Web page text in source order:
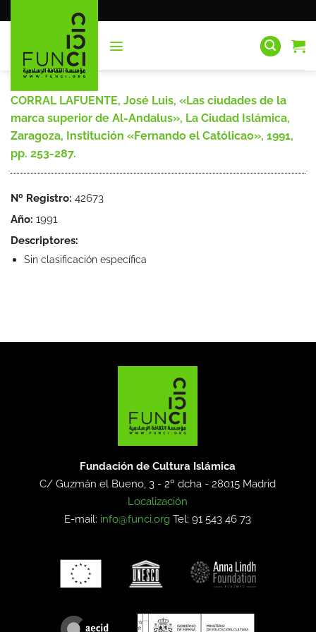
al
CORRAL LAFUENTE, José Luis, «Las ciudades de la
marca superior de Al-Andalus», La Ciudad Islámica,
Zaragoza, Institución «Fernando el Católicao», 1991,
pp. 253-287.
Nº Registro: 42673
Año: 1991
Descriptores:
Sin clasificación específica
Fundación de Cultura Islámica
C/ Guzmán el Bueno, 3 - 2º dcha -28015 Madrid
Localización
E-mail: info@funci.org Tel: 91 543 46 73